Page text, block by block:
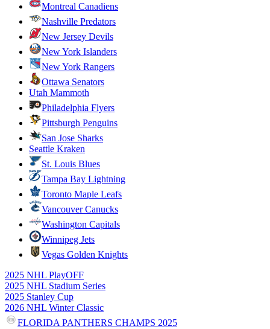
Montreal Canadiens
Nashville Predators
New Jersey Devils
New York Islanders
New York Rangers
Ottawa Senators
Utah Mammoth
Philadelphia Flyers
Pittsburgh Penguins
San Jose Sharks
Seattle Kraken
St. Louis Blues
Tampa Bay Lightning
Toronto Maple Leafs
Vancouver Canucks
Washington Capitals
Winnipeg Jets
Vegas Golden Knights
2025 NHL PlayOFF
2025 NHL Stadium Series
2025 Stanley Cup
2026 NHL Winter Classic
FLORIDA PANTHERS CHAMPS 2025